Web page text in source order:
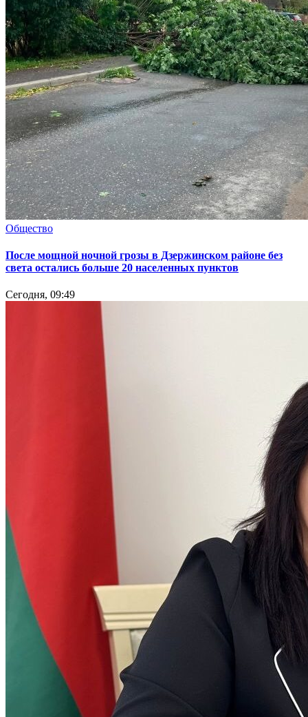
Общество
После мощной ночной грозы в Дзержинском районе без
света остались больше 20 населенных пунктов
Сегодня, 09:49